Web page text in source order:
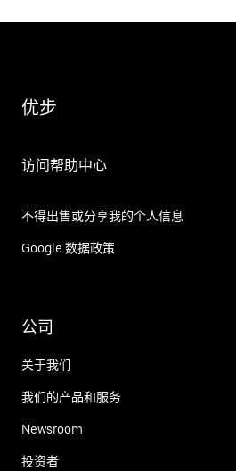
优步
访问帮助中心
不得出售或分享我的个人信息
Google 数据政策
公司
关于我们
我们的产品和服务
Newsroom
投资者